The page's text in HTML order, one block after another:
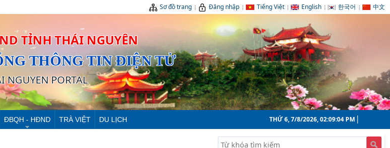
Sơ đồ trang Đăng nhập Tiếng Việt English 한국어 中文
TỈNH THÁI NGUYÊN
THÔNG TIN ĐIỆN TỬ
NGUYEN PORTAL
ĐBQH - HĐND TRÀ VIỆT DU LỊCH THỨ 6, 7/8/2026, 02:09:05 PM